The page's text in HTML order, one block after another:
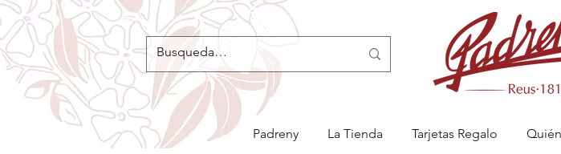
Padreny La Tienda Tarjetas Regalo